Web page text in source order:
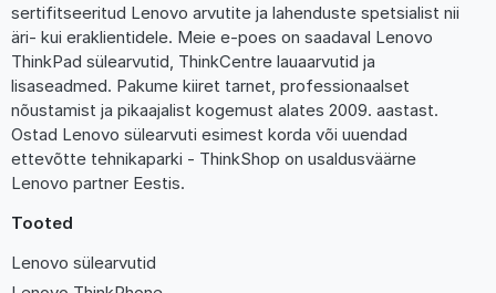
sertifitseeritud Lenovo arvutite ja lahenduste spetsialist nii
äri- kui eraklientidele. Meie e-poes on saadaval Lenovo
ThinkPad sülearvutid, ThinkCentre lauaarvutid ja
lisaseadmed. Pakume kiiret tarnet, professionaalset
nõustamist ja pikaajalist kogemust alates 2009. aastast.
Ostad Lenovo sülearvuti esimest korda või uuendad
ettevõtte tehnikaparki - ThinkShop on usaldusväärne
Lenovo partner Eestis.
Tooted
Lenovo sülearvutid